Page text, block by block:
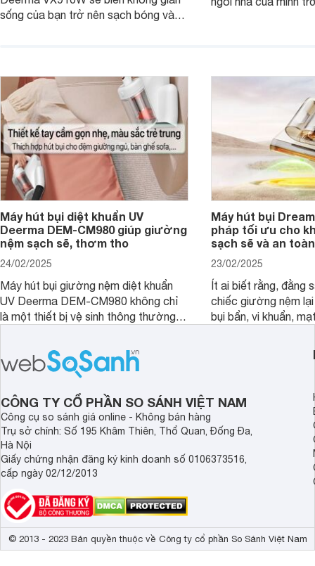
sống của bạn trở nên sạch bóng và
VX910W mang lại!
Máy hút bụi diệt khuẩn UV
Deerma DEM-CM980 giúp giường
nệm sạch sẽ, thơm tho
24/02/2025
Máy hút bụi giường nệm diệt khuẩn
UV Deerma DEM-CM980 không chỉ
là một thiết bị vệ sinh thông thường,
thiết kế thông minh, tối ưu hóa trải
nghiệm người dùng. Cùng
Websosanh.vn đi tìm hiểu chi tiết sản
phẩm nhé.
Máy hút bụi
pháp tối ưu cho
sạch sẽ và an toàn
23/02/2025
Ít ai biết rằng, đằng
chiếc giường nệm
bụi bẩn, vi khuẩn,
Dreame đã cho ra
bụi giường nệm
tối ưu cho không
an toàn.
CÔNG TY CỔ PHẦN SO SÁNH VIỆT NAM
Công cụ so sánh giá online - Không bán hàng
Trụ sở chính: Số 195 Khâm Thiên, Thổ Quan, Đống Đa,
Hà Nội
Giấy chứng nhận đăng ký kinh doanh số 0106373516,
cấp ngày 02/12/2013
© 2013 - 2023 Bản quyền thuộc về Công ty cổ phần So Sánh Việt Nam